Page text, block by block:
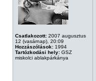
Csatlakozott: 2007 augusztus
12 (vasárnap), 20:09
Hozzászólások: 1994
Tartózkodási hely: GSZ
miskolci ablakpárkánya